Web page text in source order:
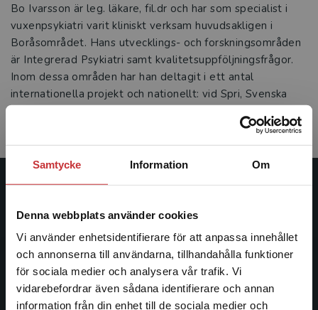
Samtycke Information Om
Denna webbplats använder cookies
Vi använder enhetsidentifierare för att anpassa innehållet
och annonserna till användarna, tillhandahålla funktioner
för sociala medier och analysera vår trafik. Vi
vidarebefordrar även sådana identifierare och annan
information från din enhet till de sociala medier och
Begränsad fraktregion
Bo Ivarsson är leg. läkare, fil.dr och har som specialist i
vuxenpsykiatri varit kliniskt verksam huvudsakligen i
Boråsområdet. Hans utvecklings- och forskningsområden
är Integrerad Psykiatri samt kvalitetsuppföljningsfrågor.
Inom dessa områden har han deltagit i ett antal
internationella projekt och nationellt: vid Spri, Svenska
ledande utbildningsförlag. Med läromedel, kurslitteratur,
facklitteratur, utbildningar och digitala
informationstjänster i utbudet, finns Studentlitteratur med
längs hela kunskapsresan.